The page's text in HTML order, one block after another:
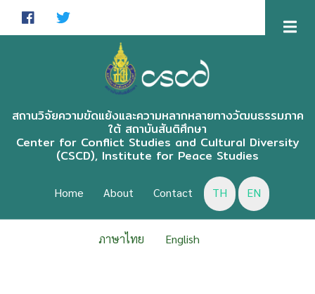
สถานวิจัยความขัดแย้งและความหลากหลายทางวัฒนธรรมภาค
ใต้ สถาบันสันติศึกษา
Center for Conflict Studies and Cultural Diversity
(CSCD), Institute for Peace Studies
Home About Contact TH EN
ภาษาไทย English